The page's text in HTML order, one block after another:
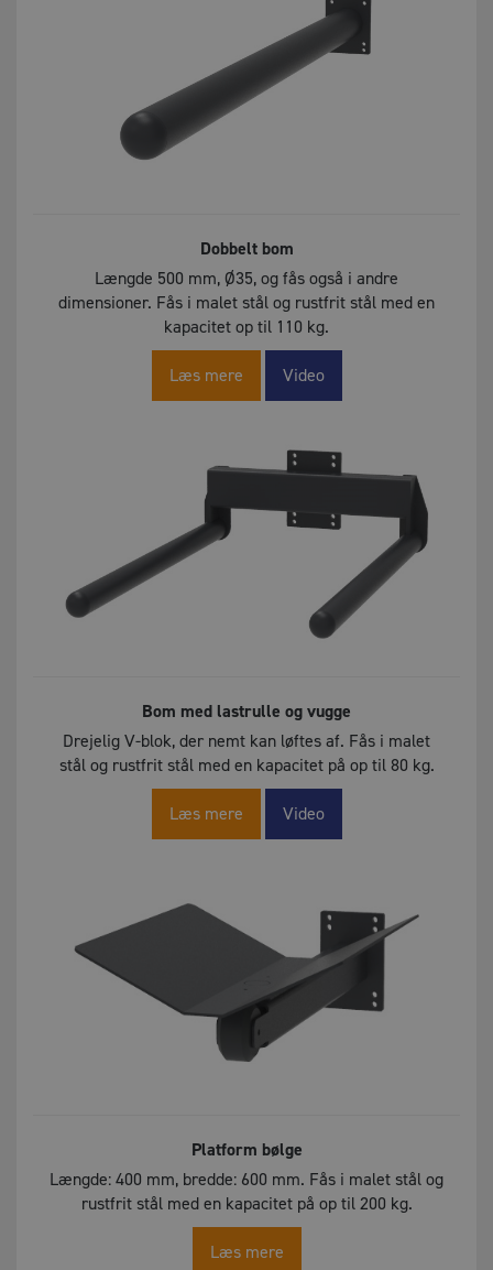
Dobbelt bom
Længde 500 mm, Ø35, og fås også i andre
dimensioner. Fås i malet stål og rustfrit stål med en
kapacitet op til 110 kg.
Læs mere Video
Bom med lastrulle og vugge
Drejelig V-blok, der nemt kan løftes af. Fås i malet
stål og rustfrit stål med en kapacitet på op til 80 kg.
Læs mere Video
Platform bølge
Længde: 400 mm, bredde: 600 mm. Fås i malet stål og
rustfrit stål med en kapacitet på op til 200 kg.
Læs mere